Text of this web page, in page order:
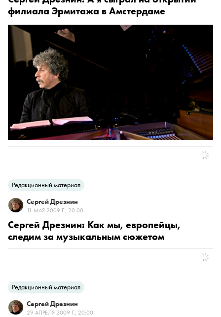
филиала Эрмитажа в Амстердаме
Редакционный материал
Сергей Дрезнин
11 МАЯ 2009 Г., 20:00
Сергей Дрезнин: Как мы, европейцы,
следим за музыкальным сюжетом
Редакционный материал
Сергей Дрезнин
29 АПРЕЛЯ 2009 Г., 20:00